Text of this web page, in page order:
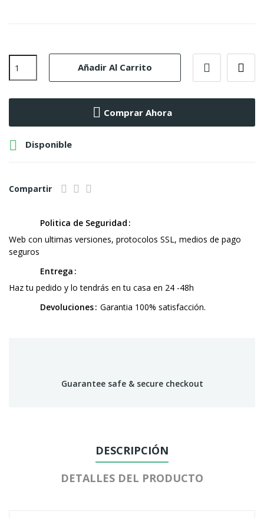
Añadir Al Carrito
Comprar Ahora
 Disponible
Compartir
Politica de Seguridad
Web con ultimas versiones, protocolos SSL, medios de pago
seguros
Entrega
Haz tu pedido y lo tendrás en tu casa en 24 -48h
Devoluciones Garantia 100% satisfacción.
Guarantee safe & secure checkout
DESCRIPCIÓN
DETALLES DEL PRODUCTO